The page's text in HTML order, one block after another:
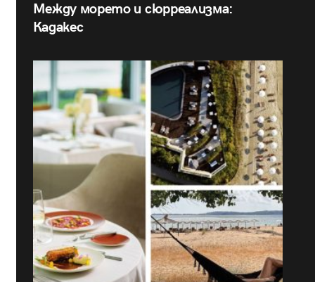
Между морето и сюрреализма:
Кадакес